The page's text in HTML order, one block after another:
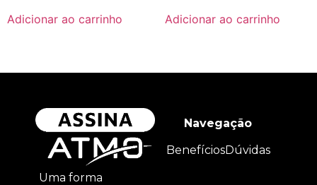
Adicionar ao carrinho Adicionar ao carrinho
Uma forma
Navegação
BenefíciosDúvidas